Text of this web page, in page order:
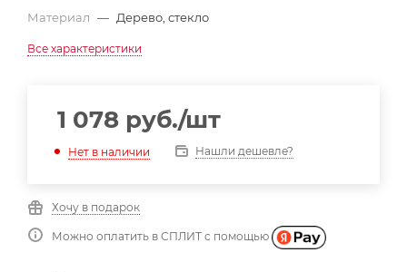
Материал — Дерево, стекло
Все характеристики
1 078 руб./шт
Нет в наличии Нашли дешевле?
Хочу в подарок
Можно оплатить в СПЛИТ с помощью